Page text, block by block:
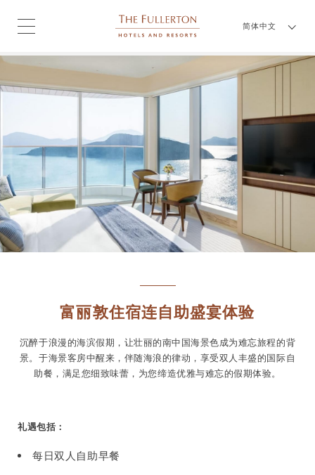
简体中文
富丽敦住宿连自助盛宴体验
沉醉于浪漫的海滨假期，让壮丽的南中国海景色成为难忘旅程的背
景。于海景客房中醒来，伴随海浪的律动，享受双人丰盛的国际自
助餐，满足您细致味蕾，为您缔造优雅与难忘的假期体验。
礼遇包括：
每日双人自助早餐